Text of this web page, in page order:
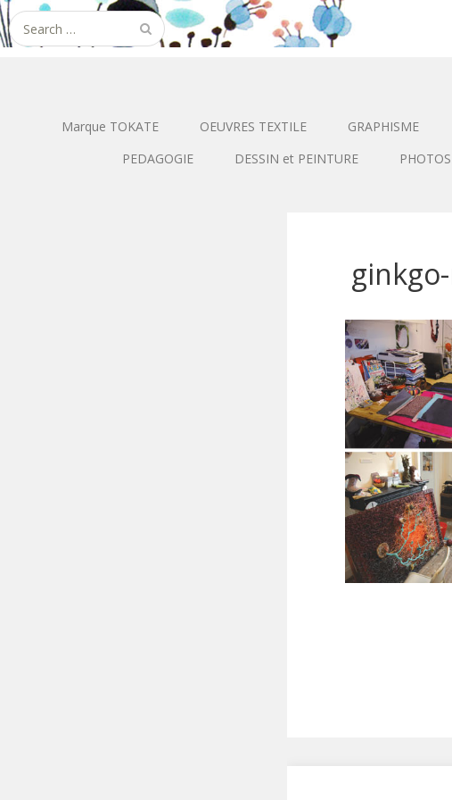
Search
for:
Marque TOKATE OEUVRES TEXTILE GRAPHISME
PEDAGOGIE
DESSIN et PEINTURE PHOTOS